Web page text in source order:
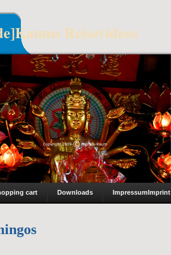
Reisevideos
cart Downloads ImpressumImprint